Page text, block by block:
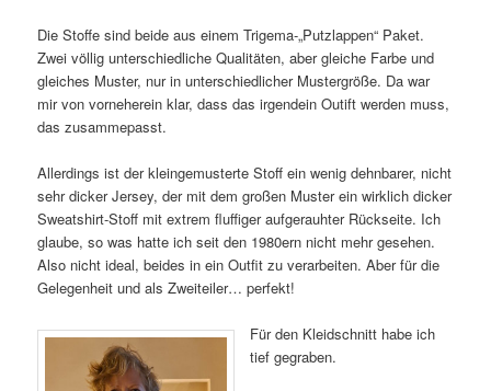
Die Stoffe sind beide aus einem Trigema-„Putzlappen“ Paket.
Zwei völlig unterschiedliche Qualitäten, aber gleiche Farbe und
gleiches Muster, nur in unterschiedlicher Mustergröße. Da war
mir von vorneherein klar, dass das irgendein Outift werden muss,
das zusammepasst.
Allerdings ist der kleingemusterte Stoff ein wenig dehnbarer, nicht
sehr dicker Jersey, der mit dem großen Muster ein wirklich dicker
Sweatshirt-Stoff mit extrem fluffiger aufgerauhter Rückseite. Ich
glaube, so was hatte ich seit den 1980ern nicht mehr gesehen.
Also nicht ideal, beides in ein Outfit zu verarbeiten. Aber für die
Gelegenheit und als Zweiteiler… perfekt!
Für den Kleidschnitt habe ich
tief gegraben.